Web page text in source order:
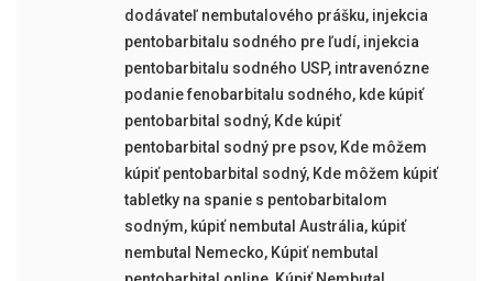
dodávateľ nembutalového prášku, injekcia
pentobarbitalu sodného pre ľudí, injekcia
pentobarbitalu sodného USP, intravenózne
podanie fenobarbitalu sodného, kde kúpiť
pentobarbital sodný, Kde kúpiť
pentobarbital sodný pre psov, Kde môžem
kúpiť pentobarbital sodný, Kde môžem kúpiť
tabletky na spanie s pentobarbitalom
sodným, kúpiť nembutal Austrália, kúpiť
nembutal Nemecko, Kúpiť nembutal